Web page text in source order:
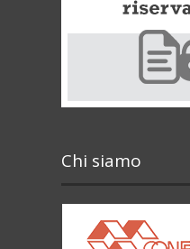
Chi siamo